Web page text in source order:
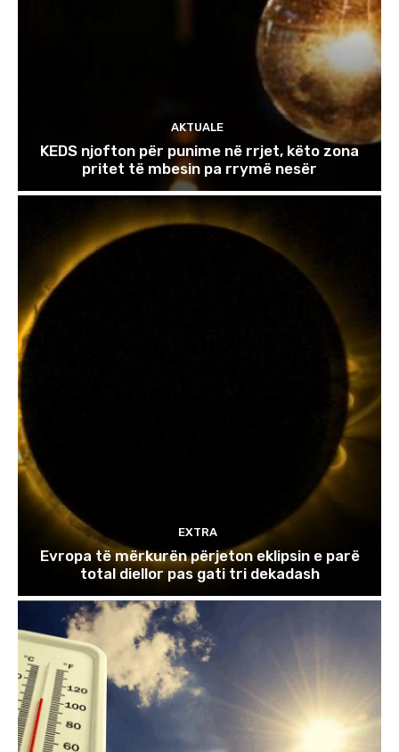
AKTUALE
KEDS njofton për punime në rrjet, këto zona
pritet të mbesin pa rrymë nesër
EXTRA
Evropa të mërkurën përjeton eklipsin e parë
total diellor pas gati tri dekadash